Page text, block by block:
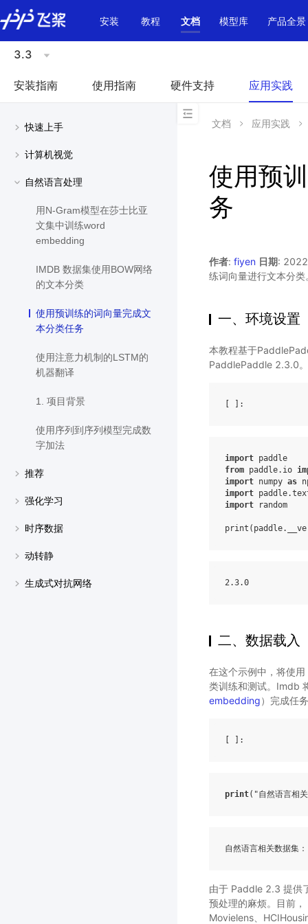
\u200E
安装
教程 文档 模型库 产品全景
3.3
安装指南 使用指南 硬件支持 应用实践
快速上手
计算机视觉
自然语言处理
用N-Gram模型在莎士比亚
文集中训练word
embedding
IMDB 数据集使用BOW网络
的文本分类
使用预训练的词向量完成文
本分类任务
使用注意力机制的LSTM的
机器翻译
1. 项目背景
使用序列到序列模型完成数
字加法
推荐
强化学习
时序数据
动转静
生成式对抗网络
文档 应用实践
使用预
务
作者: fiyen 日期:
练词向量进行文本分类
一、环境设置
本教程基于
PaddlePaddle 2.3.0。
import paddle
from paddle.io
import numpy as
import
import
random
print ( paddle.
2.3.0
二、数据载入
在这个示例中，将使
类训练和测试。Imdb
embedding）完成任
print( "自然语言相
自然语言相关数据集
由于 Paddle 2.3 提供
预处理的麻烦。目前
Movielens、